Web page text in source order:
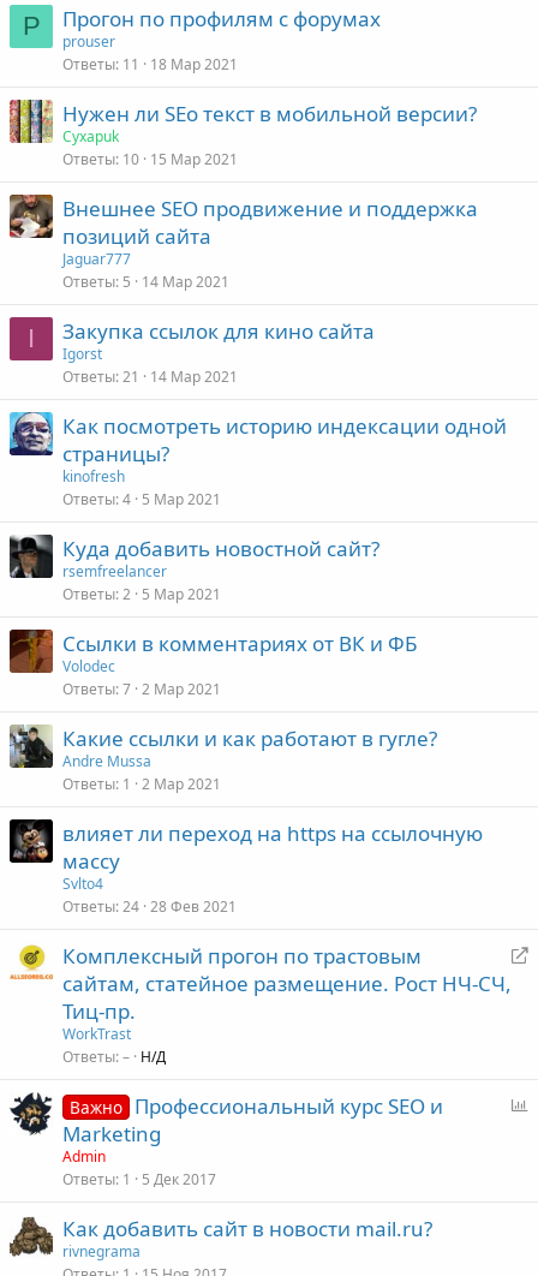
P Прогон по профилям с форумах
prouser
Ответы 11 18 Мар 2021
Нужен ли SEo текст в мобильной версии?
Cyxapuk
Ответы 10 15 Мар 2021
Внешнее SEO продвижение и поддержка
позиций сайта
Jaguar777
Ответы 5 14 Мар 2021
I Закупка ссылок для кино сайта
Igorst
Ответы 21 14 Мар 2021
Как посмотреть историю индексации одной
страницы?
kinofresh
Ответы 4 5 Мар 2021
Куда добавить новостной сайт?
rsemfreelancer
Ответы 2 5 Мар 2021
Ссылки в комментариях от ВК и ФБ
Volodec
Ответы 7 2 Мар 2021
Какие ссылки и как работают в гугле?
Andre Mussa
Ответы 1 2 Мар 2021
влияет ли переход на https на ссылочную
массу
Svlto4
Ответы 24 28 Фев 2021
р
Комплексный прогон по трастовым
сайтам, статейное размещение. Рост НЧ-СЧ,
Тиц-пр.
WorkTrast
Ответы – Н/Д
Важно Профессиональный курс SEO и
Marketing
Admin
Ответы 1 5 Дек 2017
Как добавить сайт в новости mail.ru?
rivnegrama